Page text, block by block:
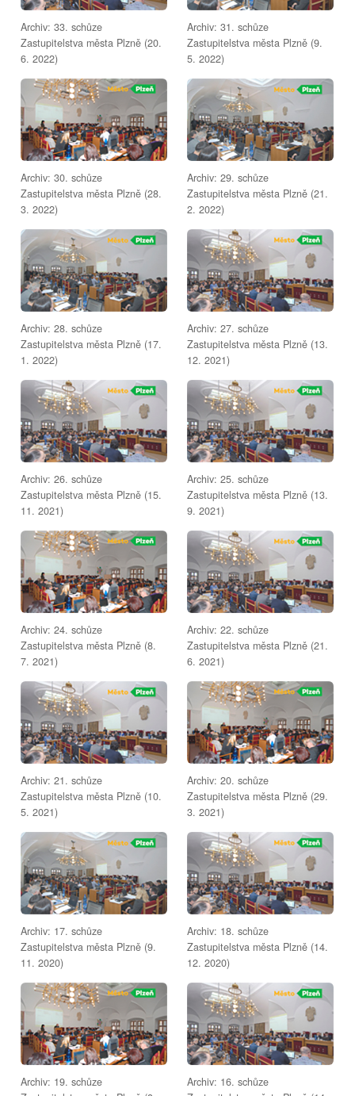
Archiv: 33. schůze
Zastupitelstva města Plzně (20.
6. 2022)
Archiv: 31. schůze
Zastupitelstva města Plzně (9.
5. 2022)
Archiv: 30. schůze
Zastupitelstva města Plzně (28.
3. 2022)
Archiv: 29. schůze
Zastupitelstva města Plzně (21.
2. 2022)
Archiv: 28. schůze
Zastupitelstva města Plzně (17.
1. 2022)
Archiv: 27. schůze
Zastupitelstva města Plzně (13.
12. 2021)
Archiv: 26. schůze
Zastupitelstva města Plzně (15.
11. 2021)
Archiv: 25. schůze
Zastupitelstva města Plzně (13.
9. 2021)
Archiv: 24. schůze
Zastupitelstva města Plzně (8.
7. 2021)
Archiv: 22. schůze
Zastupitelstva města Plzně (21.
6. 2021)
Archiv: 21. schůze
Zastupitelstva města Plzně (10.
5. 2021)
Archiv: 20. schůze
Zastupitelstva města Plzně (29.
3. 2021)
Archiv: 17. schůze
Zastupitelstva města Plzně (9.
11. 2020)
Archiv: 18. schůze
Zastupitelstva města Plzně (14.
12. 2020)
Archiv: 19. schůze
Archiv: 16. schůze